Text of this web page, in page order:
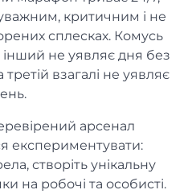
критичним і не
сплесках. Комусь
інший не уявляє дня без
взагалі не уявляє
арсенал
експериментувати:
створіть унікальну
на робочі та особисті.